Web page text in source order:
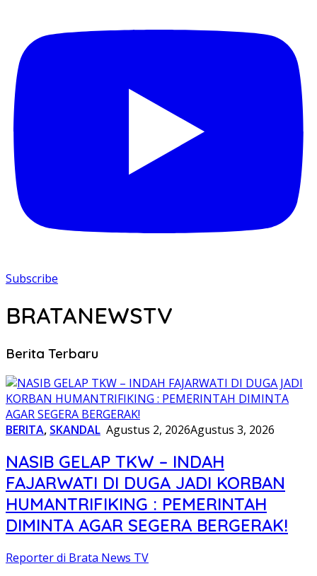
Subscribe
BRATANEWSTV
Berita Terbaru
BERITA, SKANDAL Agustus 2, 2026Agustus 3, 2026
NASIB GELAP TKW – INDAH
FAJARWATI DI DUGA JADI KORBAN
HUMANTRIFIKING : PEMERINTAH
DIMINTA AGAR SEGERA BERGERAK!
Reporter di Brata News TV